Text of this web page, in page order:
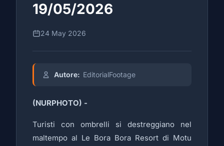
19/05/2026
24 May 2026
Autore: EditorialFootage
(NURPHOTO) -
Turisti con ombrelli si destreggiano nel
maltempo al Le Bora Bora Resort di Motu